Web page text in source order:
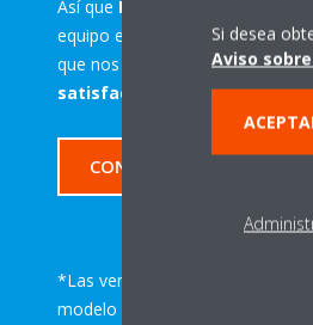
Así que RECUERDA
equipo en el momento de la
que nos encarguemos de lo que
satisfacción
CONOCE MÁS SOBRE
*Las ventajas de Stand By Me
modelo adquirido.
Si desea
Aviso